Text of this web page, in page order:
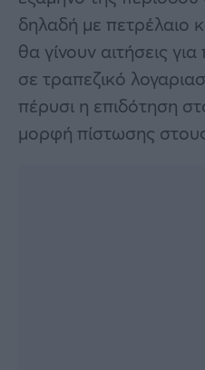
δηλαδή με πετρέλαιο
θα γίνουν αιτήσεις
σε τραπεζικό
πέρυσι η επιδότηση
μορφή πίστωσης